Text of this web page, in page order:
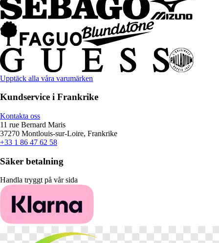
Upptäck alla våra varumärken
Kundservice i Frankrike
Kontakta oss
11 rue Bernard Maris
37270 Montlouis-sur-Loire, Frankrike
+33 1 86 47 62 58
Säker betalning
Handla tryggt på vår sida